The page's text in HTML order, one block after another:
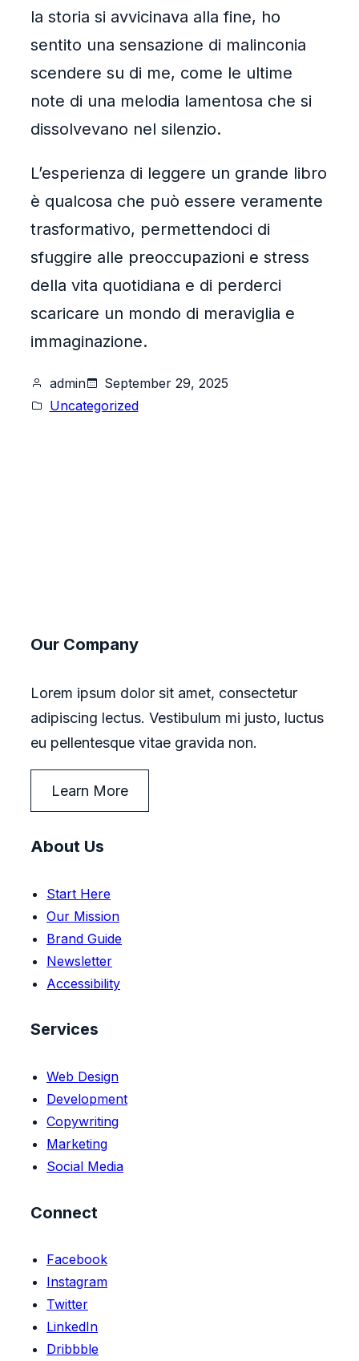
la storia si avvicinava alla fine, ho
sentito una sensazione di malinconia
scendere su di me, come le ultime
note di una melodia lamentosa che si
dissolvevano nel silenzio.
L’esperienza di leggere un grande libro
è qualcosa che può essere veramente
trasformativo, permettendoci di
sfuggire alle preoccupazioni e stress
della vita quotidiana e di perderci
scaricare un mondo di meraviglia e
immaginazione.
admin
September 29, 2025
Uncategorized
Our Company
Lorem ipsum dolor sit amet, consectetur
adipiscing lectus. Vestibulum mi justo, luctus
eu pellentesque vitae gravida non.
Learn More
About Us
Start Here
Our Mission
Brand Guide
Newsletter
Accessibility
Services
Web Design
Development
Copywriting
Marketing
Social Media
Connect
Facebook
Instagram
Twitter
LinkedIn
Dribbble